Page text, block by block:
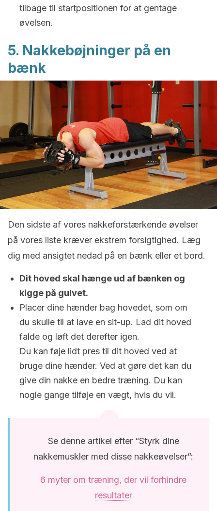
tilbage til startpositionen for at gentage
øvelsen.
5. Nakkebøjninger på en
bænk
Den sidste af vores nakkeforstærkende øvelser
på vores liste kræver ekstrem forsigtighed. Læg
dig med ansigtet nedad på en bænk eller et bord.
Dit hoved skal hænge ud af bænken og
kigge på gulvet.
Placer dine hænder bag hovedet, som om
du skulle til at lave en sit-up. Lad dit hoved
falde og løft det derefter igen.
Du kan føje lidt pres til dit hoved ved at
bruge dine hænder. Ved at gøre det kan du
give din nakke en bedre træning. Du kan
nogle gange tilføje en vægt, hvis du vil.
Se denne artikel efter “Styrk dine
nakkemuskler med disse nakkeøvelser”:
6 myter om træning, der vil forhindre
resultater